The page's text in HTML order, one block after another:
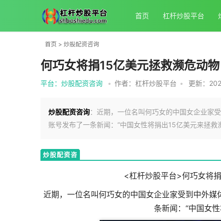
首页 杠杆炒股平台
首页 > 炒股配资咨询
何巧女将捐15亿美元拯救濒危动
平台：炒股配资咨询 • 作者：杠杆炒股平台 • 更新：
炒股配资咨询：近期，一位名叫何巧女的中国女企业家
账号发布了一条新闻：“中国女性将捐出15亿美元来拯救
炒股配资咨
<杠杆炒股平台>何巧女将
近期，一位名叫何巧女的中国女企业家受到中外
条新闻：“中国女